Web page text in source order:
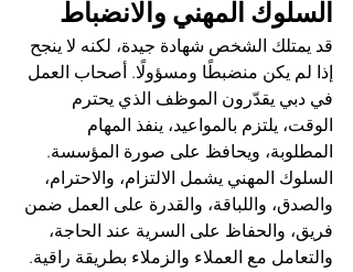
السلوك المهني والانضباط
قد يمتلك الشخص شهادة جيدة، لكنه لا ينجح
إذا لم يكن منضبطًا ومسؤولًا. أصحاب العمل
في دبي يقدّرون الموظف الذي يحترم
الوقت، يلتزم بالمواعيد، ينفذ المهام
المطلوبة، ويحافظ على صورة المؤسسة.
السلوك المهني يشمل الالتزام، والاحترام،
والصدق، واللباقة، والقدرة على العمل ضمن
فريق، والحفاظ على السرية عند الحاجة،
والتعامل مع العملاء والزملاء بطريقة راقية.